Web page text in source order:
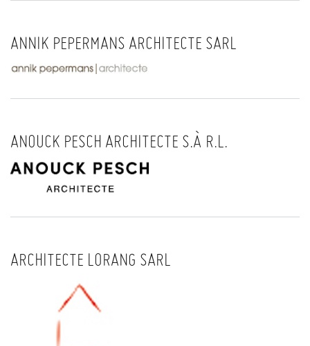
ANNIK PEPERMANS ARCHITECTE SARL
ANOUCK PESCH ARCHITECTE S.À R.L.
ARCHITECTE LORANG SARL